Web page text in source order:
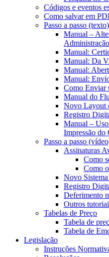
Códigos e eventos
Como salvar em
Passo a passo (texto)
Manual –
Manual:
Manual: Da
Manual:
Manual:
Como Enviar
Manual do
Novo Layout
Registro
Manual –
Impressão do
Passo a passo
Assinaturas
Como
Como
Novo
Registro
Deferimento
Outros
Tabelas de Preço
Tabela de
Tabela de
Legislação
Instruções